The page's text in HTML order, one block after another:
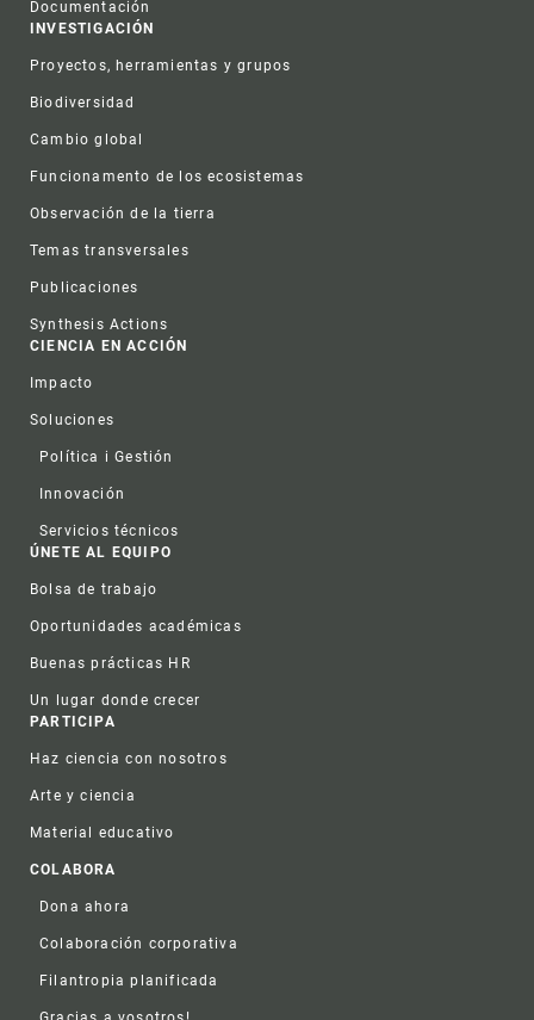
Documentación
INVESTIGACIÓN
Proyectos, herramientas y grupos
Biodiversidad
Cambio global
Funcionamento de los ecosistemas
Observación de la tierra
Temas transversales
Publicaciones
Synthesis Actions
CIENCIA EN ACCIÓN
Impacto
Soluciones
Política i Gestión
Innovación
Servicios técnicos
ÚNETE AL EQUIPO
Bolsa de trabajo
Oportunidades académicas
Buenas prácticas HR
Un lugar donde crecer
PARTICIPA
Haz ciencia con nosotros
Arte y ciencia
Material educativo
COLABORA
Dona ahora
Colaboración corporativa
Filantropia planificada